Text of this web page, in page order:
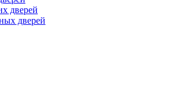
дверей
дверей